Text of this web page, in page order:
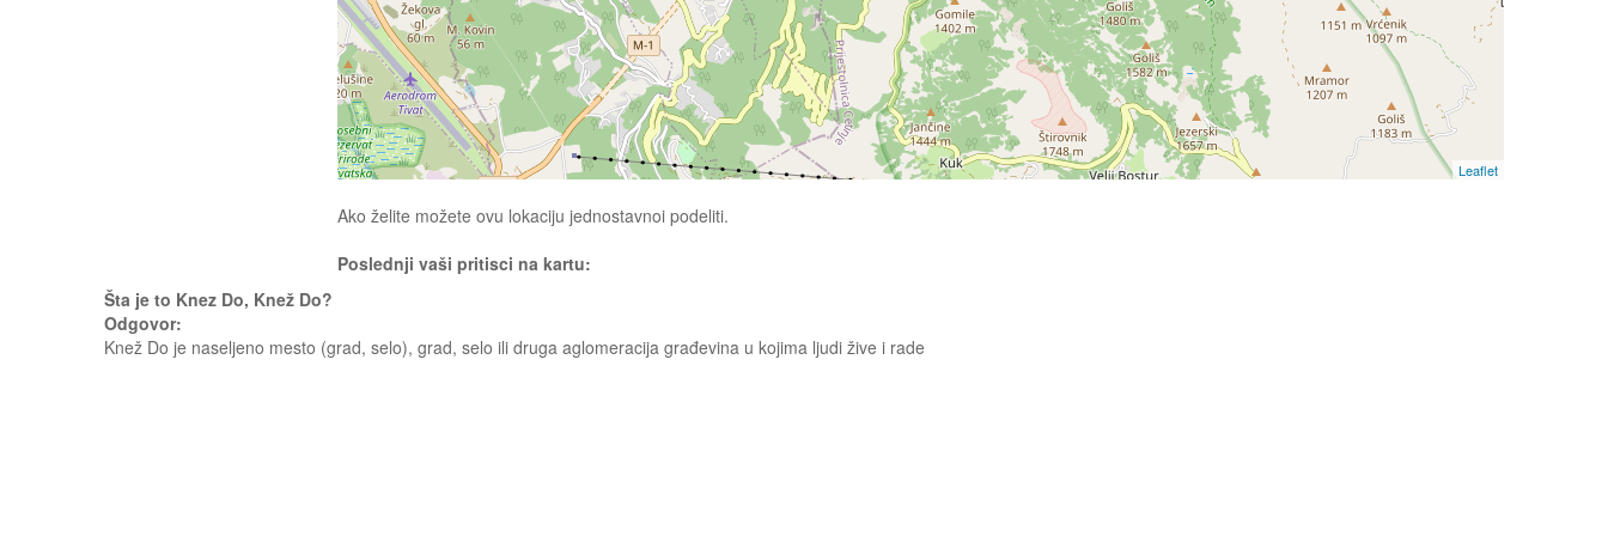
Leaflet
Ako želite možete ovu lokaciju jednostavnoi podeliti.
Poslednji vaši pritisci na kartu:
Šta je to Knez Do, Knež Do?
Odgovor:
Knež Do je naseljeno mesto (grad, selo), grad, selo ili druga aglomeracija građevina u kojima ljudi žive i rade